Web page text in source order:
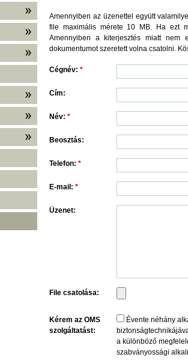
Amennyiben az üzenettel együtt
file maximális mérete 10 MB. Ha ezt
Amennyiben a kiterjesztés miatt nem
dokumentumot szeretett volna csatolni.
Cégnév: *
Cím:
Név: *
Beosztás:
Telefon: *
E-mail: *
Üzenet:
File csatolása:
Kérem az OMS
szolgáltatást:
Évente néhány
a különböző
szabványossági